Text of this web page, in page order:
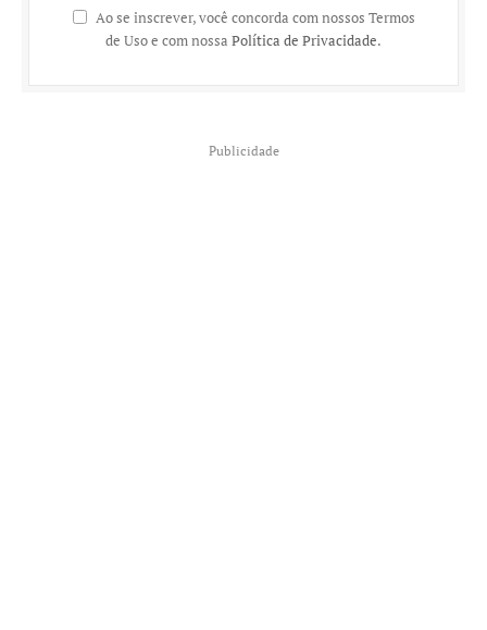
Ao se inscrever, você concorda com nossos Termos
de Uso e com nossa Política de Privacidade.
Publicidade